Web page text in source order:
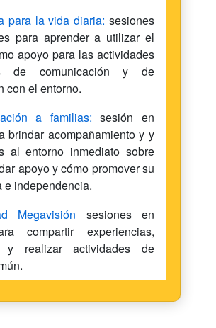
para la vida diaria: sesiones
para aprender a utilizar el
apoyo para las actividades
de comunicación y de
con el entorno.
a familias:sesión en
brindar acompañamiento y y
al entorno inmediato sobre
apoyo y cómo promover su
e independencia.
Megavisión sesiones en
compartir experiencias,
y realizar actividades de